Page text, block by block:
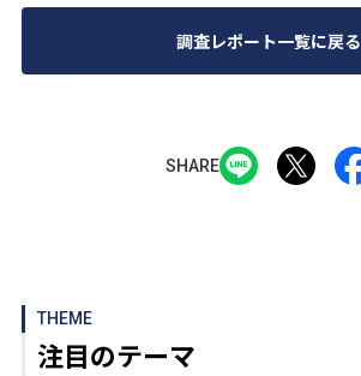
調査レポート一覧に戻る
SHARE
THEME
注目のテーマ